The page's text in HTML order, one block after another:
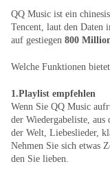
QQ Music ist ein
Tencent, laut den Daten
auf gestiegen 800
Welche Funktionen
1.Playlist empfehlen
Wenn Sie QQ Music
der Wiedergabeliste, aus
der Welt, Liebeslieder,
Nehmen Sie sich etwas
den Sie lieben.